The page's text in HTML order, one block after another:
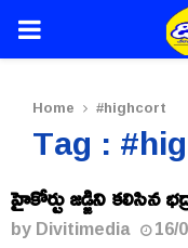
PRIMARY
Home #highcort
Tag :
హైకోర్టు జడ్జిని కలిసిన
byDivitimedia 16/